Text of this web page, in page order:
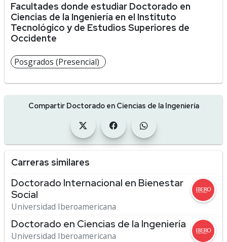
Facultades donde estudiar Doctorado en
Ciencias de la Ingeniería en el Instituto
Tecnológico y de Estudios Superiores de
Occidente
Posgrados (Presencial)
Compartir Doctorado en Ciencias de la Ingeniería
Carreras similares
Doctorado Internacional en Bienestar
Social
Universidad Iberoamericana
Doctorado en Ciencias de la Ingeniería
Universidad Iberoamericana